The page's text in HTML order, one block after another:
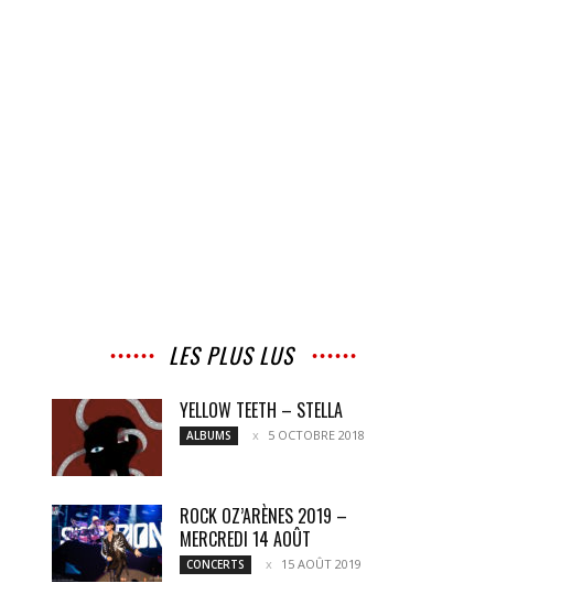
LES PLUS LUS
YELLOW TEETH – STELLA
ALBUMS 5 OCTOBRE 2018
ROCK OZ’ARÈNES 2019 –
MERCREDI 14 AOÛT
CONCERTS 15 AOÛT 2019